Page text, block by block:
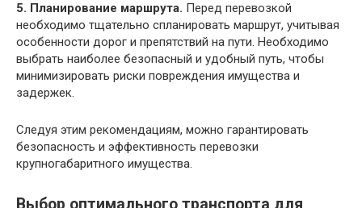
5. Планирование маршрута. Перед перевозкой
необходимо тщательно спланировать маршрут, учитывая
особенности дорог и препятствий на пути. Необходимо
выбрать наиболее безопасный и удобный путь, чтобы
минимизировать риски повреждения имущества и
задержек.
Следуя этим рекомендациям, можно гарантировать
безопасность и эффективность перевозки
крупногабаритного имущества.